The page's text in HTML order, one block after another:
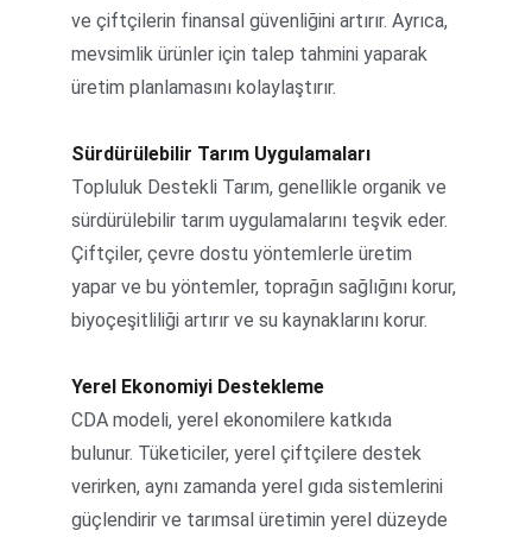
ve çiftçilerin finansal güvenliğini artırır. Ayrıca,
mevsimlik ürünler için talep tahmini yaparak
üretim planlamasını kolaylaştırır.
Sürdürülebilir Tarım Uygulamaları
Topluluk Destekli Tarım, genellikle organik ve
sürdürülebilir tarım uygulamalarını teşvik eder.
Çiftçiler, çevre dostu yöntemlerle üretim
yapar ve bu yöntemler, toprağın sağlığını korur,
biyoçeşitliliği artırır ve su kaynaklarını korur.
Yerel Ekonomiyi Destekleme
CDA modeli, yerel ekonomilere katkıda
bulunur. Tüketiciler, yerel çiftçilere destek
verirken, aynı zamanda yerel gıda sistemlerini
güçlendirir ve tarımsal üretimin yerel düzeyde